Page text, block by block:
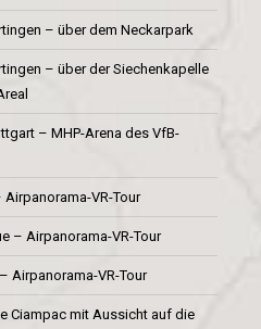
– über dem Neckarpark
– über der Siechenkapelle
– MHP-Arena des VfB-
VR-Tour
– Airpanorama-VR-Tour
Airpanorama-VR-Tour
Ciampac mit Aussicht auf die